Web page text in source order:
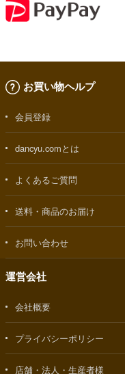
お買い物ヘルプ
会員登録
dancyu.comとは
よくあるご質問
送料・商品のお届け
お問い合わせ
運営会社
会社概要
プライバシーポリシー
店舗・法人・生産者様